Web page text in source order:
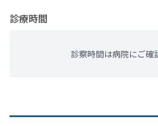
診療時間
診察時間は病院にご確